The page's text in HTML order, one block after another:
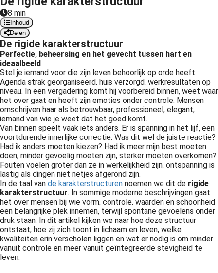
8 min
Inhoud
Delen
De rigide karakterstructuur
Perfectie, beheersing en het gevecht tussen hart en
ideaalbeeld
Stel je iemand voor die zijn leven behoorlijk op orde heeft.
Agenda strak georganiseerd, huis verzorgd, werkresultaten op
niveau. In een vergadering komt hij voorbereid binnen, weet waar
het over gaat en heeft zijn emoties onder controle. Mensen
omschrijven haar als betrouwbaar, professioneel, elegant,
iemand van wie je weet dat het goed komt.
Van binnen speelt vaak iets anders. Er is spanning in het lijf, een
voortdurende innerlijke correctie. Was dit wel de juiste reactie?
Had ik anders moeten kiezen? Had ik meer mijn best moeten
doen, minder gevoelig moeten zijn, sterker moeten overkomen?
Fouten voelen groter dan ze in werkelijkheid zijn, ontspanning is
lastig als dingen niet netjes afgerond zijn.
In de taal van de karakterstructuren noemen we dit de rigide
karakterstructuur. In sommige moderne beschrijvingen gaat
het over mensen bij wie vorm, controle, waarden en schoonheid
een belangrijke plek innemen, terwijl spontane gevoelens onder
druk staan. In dit artikel kijken we naar hoe deze structuur
ontstaat, hoe zij zich toont in lichaam en leven, welke
kwaliteiten erin verscholen liggen en wat er nodig is om minder
vanuit controle en meer vanuit geïntegreerde stevigheid te
leven.
de
Hierdoor
website-
van